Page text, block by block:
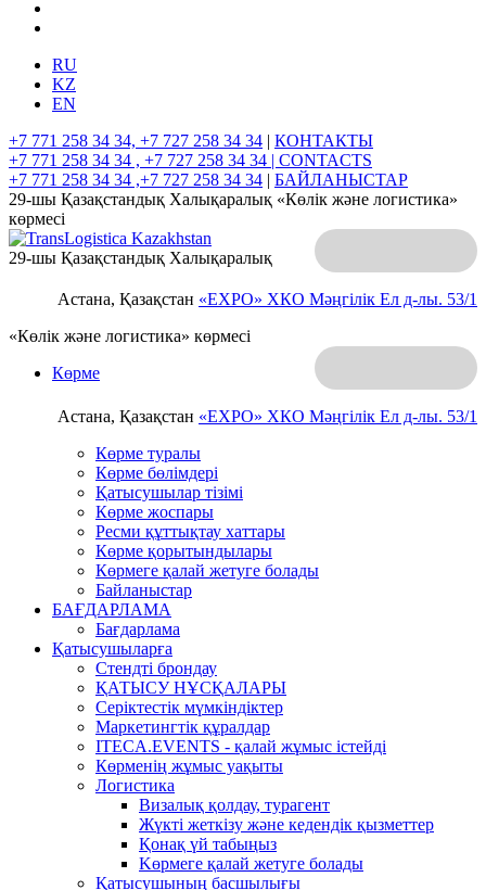
RU
KZ
EN
+7 771 258 34 34, +7 727 258 34 34 | КОНТАКТЫ
+7 771 258 34 34 , +7 727 258 34 34 | CONTACTS
+7 771 258 34 34 ,+7 727 258 34 34 | БАЙЛАНЫСТАР
29-шы Қазақстандық Халықаралық «Көлік және логистика»
көрмесі
Астана, Қазақстан «EXPO» ХКО Мәңгілік Ел д-лы. 53/1
29-шы Қазақстандық Халықаралық
«Көлік және логистика» көрмесі
Астана, Қазақстан «EXPO» ХКО Мәңгілік Ел д-лы. 53/1
Көрме
Көрме туралы
Көрме бөлімдері
Қатысушылар тізімі
Көрме жоспары
Ресми құттықтау хаттары
Көрме қорытындылары
Көрмеге қалай жетуге болады
Байланыстар
БАҒДАРЛАМА
Бағдарлама
Қатысушыларға
Стендті брондау
ҚАТЫСУ НҰСҚАЛАРЫ
Серіктестік мүмкіндіктер
Маркетингтік құралдар
ITECA.EVENTS - қалай жұмыс істейді
Көрменің жұмыс уақыты
Логистика
Визалық қолдау, турагент
Жүкті жеткізу және кедендік қызметтер
Қонақ үй табыңыз
Kөрмеге қалай жетуге болады
Қатысушының басшылығы